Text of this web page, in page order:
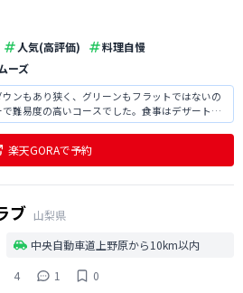
人気(高評価)
料理自慢
ーズ
ンもあり狭く、グリーンもフラットではないの
難易度の高いコースでした。食事はデザート食
サラダなども充実していて美味しかったです。
楽天GORAで予約
ブ 山梨県
中央自動車道上野原から10km以内
4
1 0